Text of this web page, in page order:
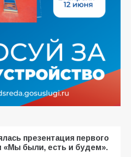
презентация первого
«Мы были, есть и будем».